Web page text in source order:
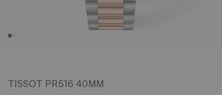
TISSOT PR516 40MM